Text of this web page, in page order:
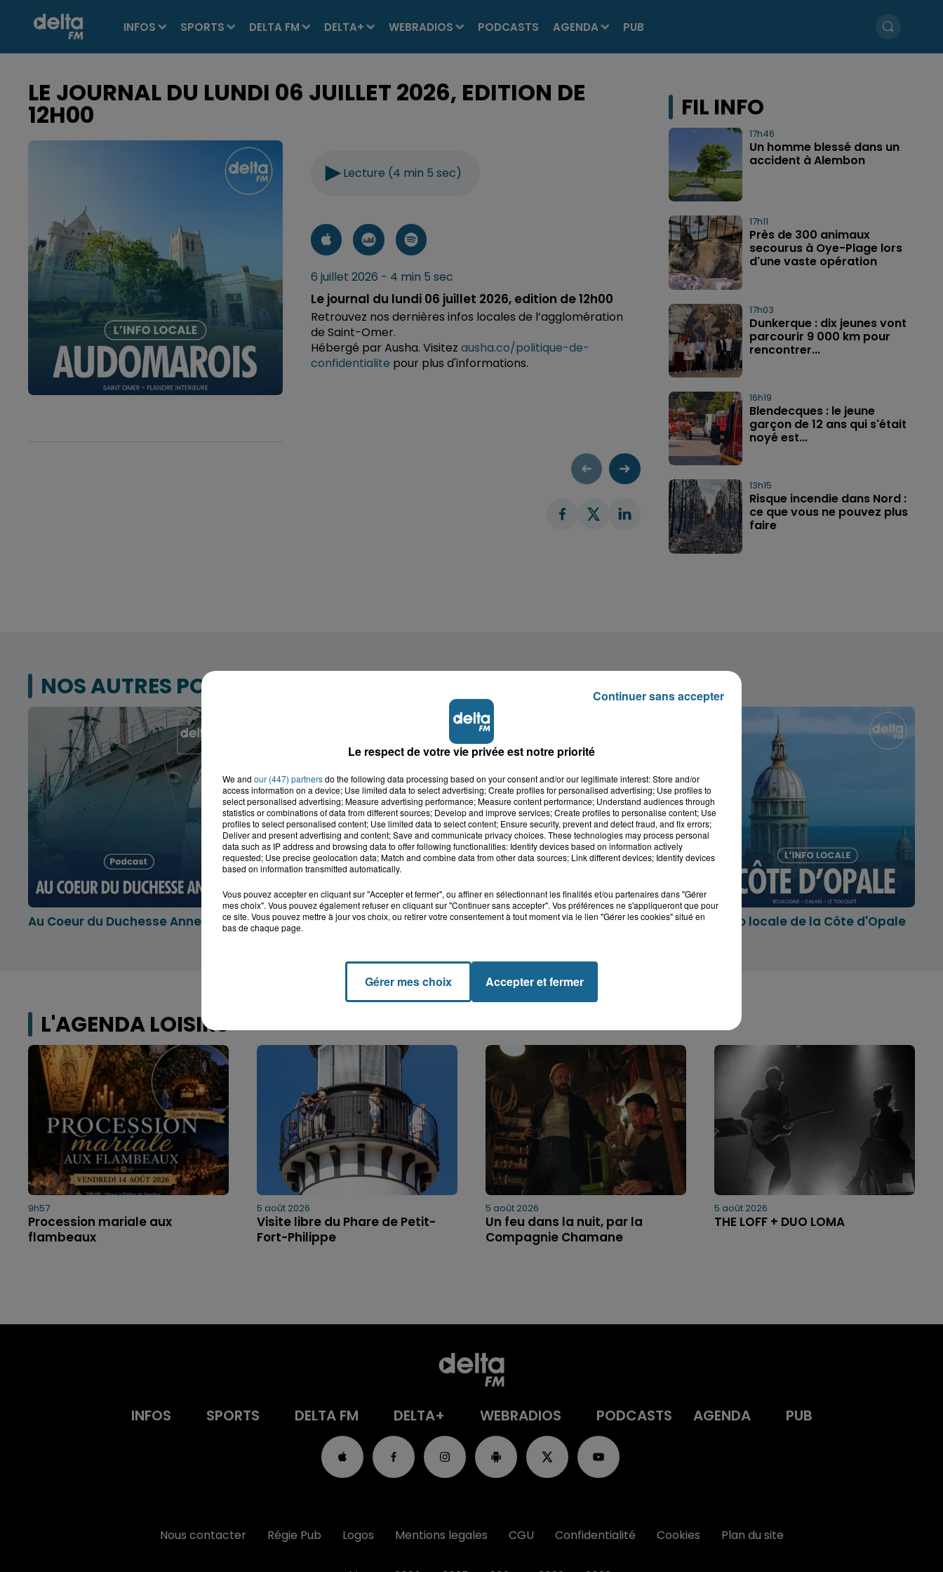
INFOS SPORTS DELTA FM DELTA+ WEBRADIOS PODCASTS AGENDA PUB
LE JOURNAL DU LUNDI 06 JUILLET 2026, EDITION DE
12H00
Lecture (4 min 5 sec)
6 juillet 2026 - 4 min 5 sec
Le journal du lundi 06 juillet 2026, edition de 12h00
Retrouvez nos dernières infos locales de l’agglomération
de Saint-Omer.
Hébergé par Ausha. Visitez ausha.co/politique-de-
confidentialite pour plus d'informations.
FIL INFO
17h46
Un homme blessé dans un
accident à Alembon
17h11
Près de 300 animaux
secourus à Oye-Plage lors
d'une vaste opération
17h03
Dunkerque : dix jeunes vont
parcourir 9 000 km pour
rencontrer...
16h19
Blendecques : le jeune
garçon de 12 ans qui s'était
noyé est...
13h15
Risque incendie dans Nord :
ce que vous ne pouvez plus
faire
NOS AUTRES PODCASTS
Au Coeur du Duchesse Anne
L'info locale dans le
Dunkerquois
L'info locale de l'Audomarois L'info locale de la Côte d'Opale
L'AGENDA LOISIRS
9h57
Procession mariale aux
flambeaux
5 août 2026
Visite libre du Phare de Petit-
Fort-Philippe
5 août 2026
Un feu dans la nuit, par la
Compagnie Chamane
5 août 2026
THE LOFF + DUO LOMA
INFOS SPORTS DELTA FM DELTA+ WEBRADIOS PODCASTS AGENDA PUB
Nous contacter Régie Pub Logos Mentions legales CGU Confidentialité Cookies Plan du site
Le respect de votre vie privée est notre priorité
We and our (447) partnersdo the following data processing based on your consent and/or our legitimate interest: Store and/or
access information on a device; Use limited data to select advertising; Create profiles for personalised advertising; Use profiles to
select personalised advertising; Measure advertising performance; Measure content performance; Understand audiences through
statistics or combinations of data from different sources; Develop and improve services; Create profiles to personalise content; Use
profiles to select personalised content; Use limited data to select content; Ensure security, prevent and detect fraud, and fix errors;
Deliver and present advertising and content; Save and communicate privacy choices. These technologies may process personal
data such as IP address and browsing data to offer following functionalities: Identify devices based on information actively
requested; Use precise geolocation data; Match and combine data from other data sources; Link different devices; Identify devices
based on information transmitted automatically.
Vous pouvez accepter en cliquant sur "Accepter et fermer", ou affiner en sélectionnant les finalités et/ou partenaires dans "Gérer
mes choix". Vous pouvez également refuser en cliquant sur "Continuer sans accepter". Vos préférences ne s'appliqueront que pour
ce site. Vous pouvez mettre à jour vos choix, ou retirer votre consentement à tout moment via le lien "Gérer les cookies" situé en
bas de chaque page.
Gérer mes choix Accepter et fermer
Continuer sans accepter